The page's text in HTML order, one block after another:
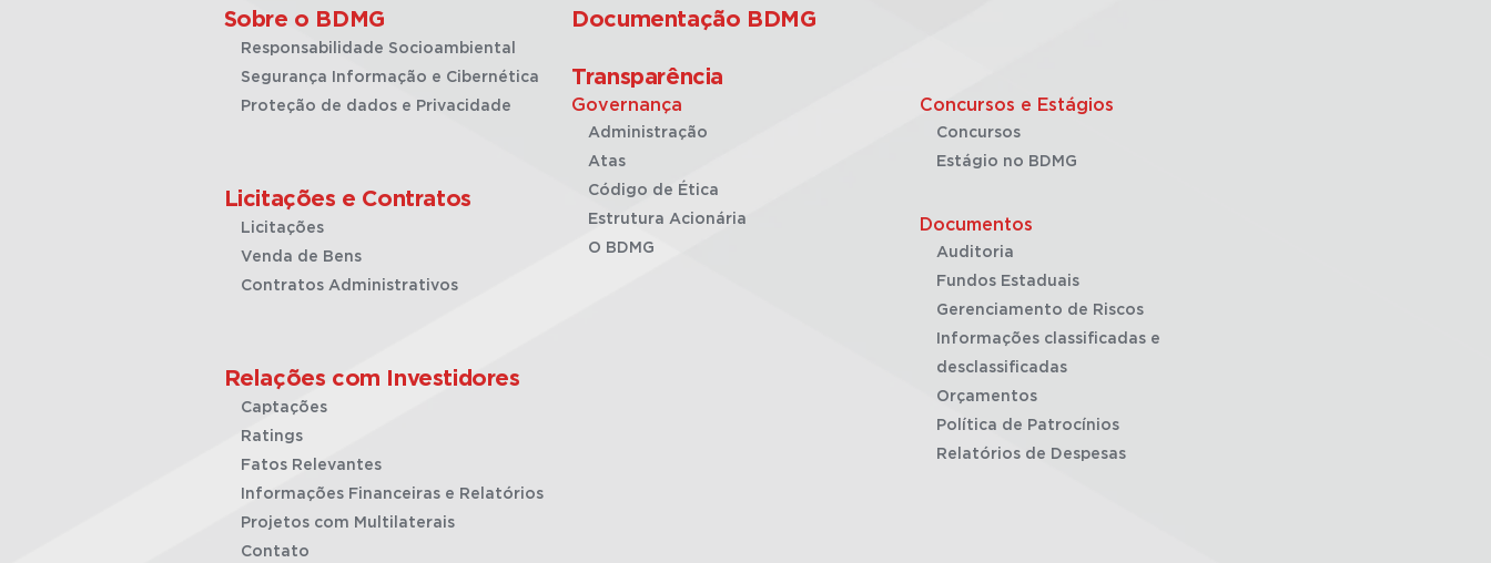
Sobre o BDMG
Responsabilidade Socioambiental
Segurança Informação e Cibernética
Proteção de dados e Privacidade
Licitações e Contratos
Licitações
Venda de Bens
Contratos Administrativos
Relações com Investidores
Captações
Ratings
Fatos Relevantes
Informações Financeiras e Relatórios
Projetos com Multilaterais
Contato
Documentação BDMG
Transparência
Governança
Administração
Atas
Código de Ética
Estrutura Acionária
O BDMG
Concursos e Estágios
Concursos
Estágio no BDMG
Documentos
Auditoria
Fundos Estaduais
Gerenciamento de Riscos
Informações classificadas e
desclassificadas
Orçamentos
Política de Patrocínios
Relatórios de Despesas